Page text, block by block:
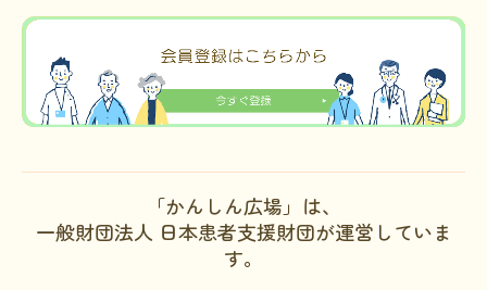
「かんしん広場」は、
一般財団法人 日本患者支援財団が運営していま
す。